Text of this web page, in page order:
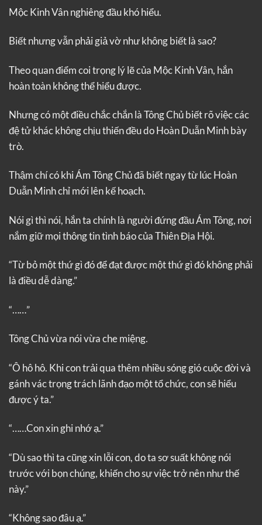
Mộc Kinh Vân nghiêng đầu khó hiểu.
Biết nhưng vẫn phải giả vờ như không biết là sao?
Theo quan điểm coi trọng lý lẽ của Mộc Kinh Vân, hắn
hoàn toàn không thể hiểu được.
Nhưng có một điều chắc chắn là Tông Chủ biết rõ việc các
đệ tử khác không chịu thiến đều do Hoàn Duẫn Minh bày
trò.
Thậm chí có khi Ám Tông Chủ đã biết ngay từ lúc Hoàn
Duẫn Minh chỉ mới lên kế hoạch.
Nói gì thì nói, hắn ta chính là người đứng đầu Ám Tông, nơi
nắm giữ mọi thông tin tình báo của Thiên Địa Hội.
“Từ bỏ một thứ gì đó để đạt được một thứ gì đó không phải
là điều dễ dàng.”
“……”
Tông Chủ vừa nói vừa che miệng.
“Ô hô hô. Khi con trải qua thêm nhiều sóng gió cuộc đời và
gánh vác trọng trách lãnh đạo một tổ chức, con sẽ hiểu
được ý ta.”
“……Con xin ghi nhớ ạ.”
“Dù sao thì ta cũng xin lỗi con, do ta sơ suất không nói
trước với bọn chúng, khiến cho sự việc trở nên như thế
này.”
“Không sao đâu ạ.”